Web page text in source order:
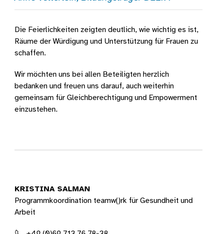
Die Feierlichkeiten zeigten deutlich, wie wichtig es ist,
Räume der Würdigung und Unterstützung für Frauen zu
schaffen.
Wir möchten uns bei allen Beteiligten herzlich
bedanken und freuen uns darauf, auch weiterhin
gemeinsam für Gleichberechtigung und Empowerment
einzustehen.
KRISTINA SALMAN
Programmkoordination teamw()rk für Gesundheit und
Arbeit